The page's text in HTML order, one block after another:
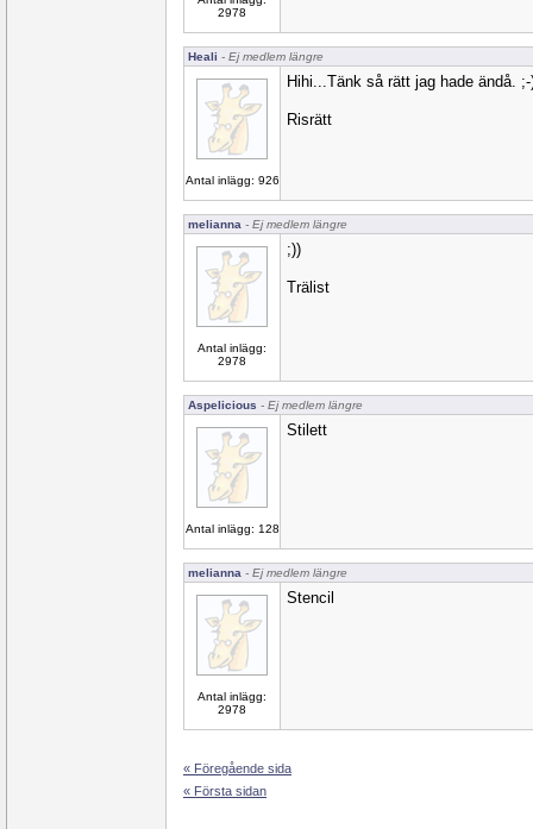
2978
Heali - Ej medlem längre
Antal inlägg: 926
Hihi...Tänk så rätt jag hade ändå. ;-
Risrätt
melianna - Ej medlem längre
Antal inlägg:
2978
;))
Trälist
Aspelicious - Ej medlem längre
Antal inlägg: 128
Stilett
melianna - Ej medlem längre
Antal inlägg:
2978
Stencil
« Föregående sida
« Första sidan